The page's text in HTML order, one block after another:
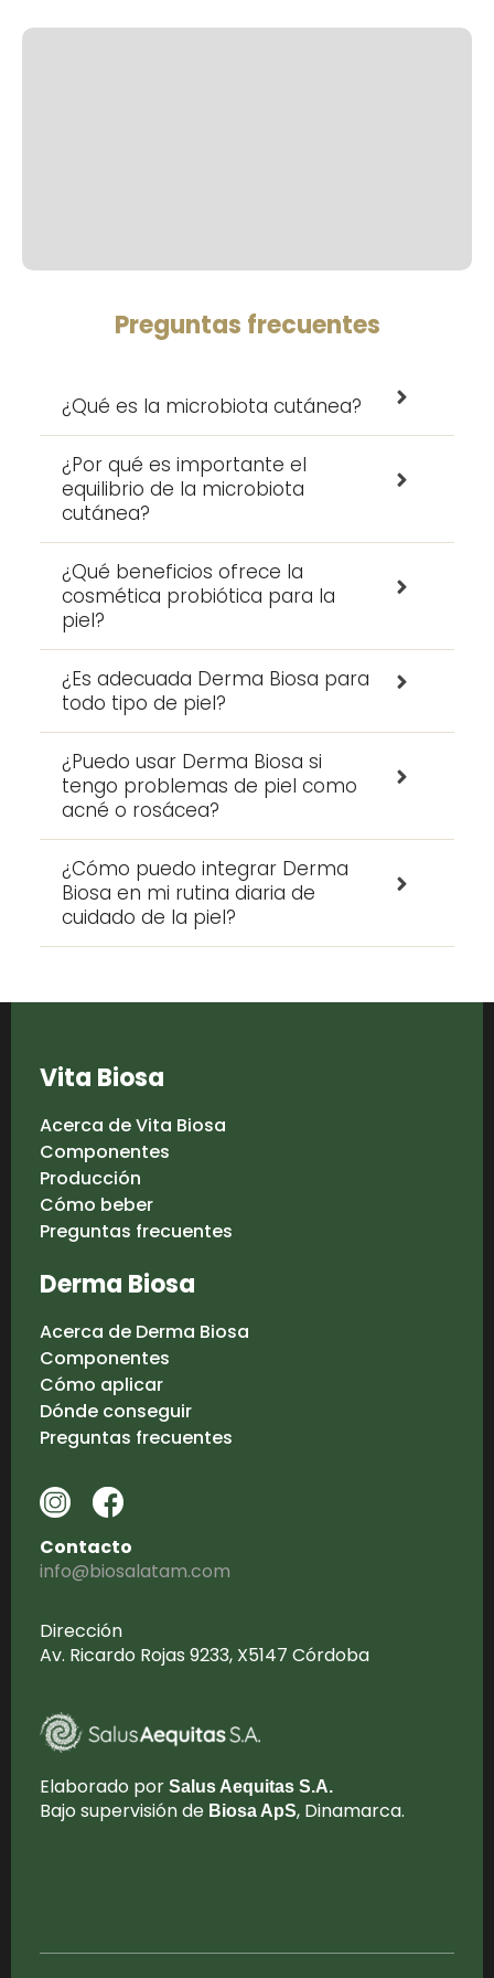
Preguntas frecuentes
¿Qué es la microbiota cutánea?
¿Por qué es importante el
equilibrio de la microbiota
cutánea?
¿Qué beneficios ofrece la
cosmética probiótica para la
piel?
¿Es adecuada Derma Biosa para
todo tipo de piel?
¿Puedo usar Derma Biosa si
tengo problemas de piel como
acné o rosácea?
¿Cómo puedo integrar Derma
Biosa en mi rutina diaria de
cuidado de la piel?
Vita Biosa
Acerca de Vita Biosa
Componentes
Producción
Cómo beber
Preguntas frecuentes
Derma Biosa
Acerca de Derma Biosa
Componentes
Cómo aplicar
Dónde conseguir
Preguntas frecuentes
Contacto
info@biosalatam.com
Dirección
Av. Ricardo Rojas 9233, X5147 Córdoba
Elaborado por Salus Aequitas S.A.
Bajo supervisión de Biosa ApS, Dinamarca.